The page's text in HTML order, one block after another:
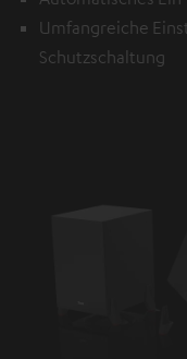
Umfangreiche
Schutzschaltung